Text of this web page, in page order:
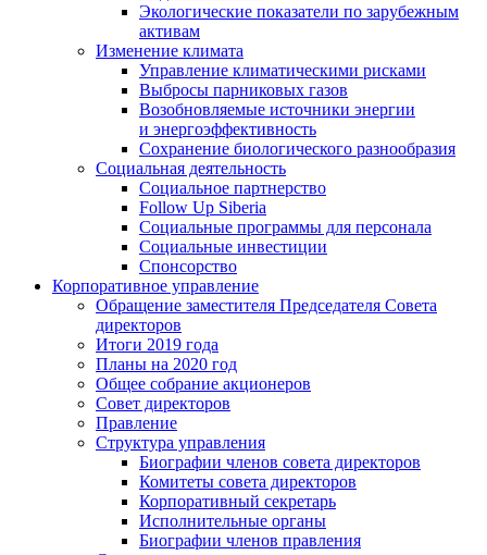
Экологические показатели по зарубежным
активам
Изменение климата
Управление климатическими рисками
Выбросы парниковых газов
Возобновляемые источники энергии
и энергоэффективность
Сохранение биологического разнообразия
Социальная деятельность
Социальное партнерство
Follow Up Siberia
Социальные программы для персонала
Социальные инвестиции
Спонсорство
Корпоративное управление
Обращение заместителя Председателя Совета
директоров
Итоги 2019 года
Планы на 2020 год
Общее собрание акционеров
Совет директоров
Правление
Структура управления
Биографии членов совета директоров
Комитеты совета директоров
Корпоративный секретарь
Исполнительные органы
Биографии членов правления